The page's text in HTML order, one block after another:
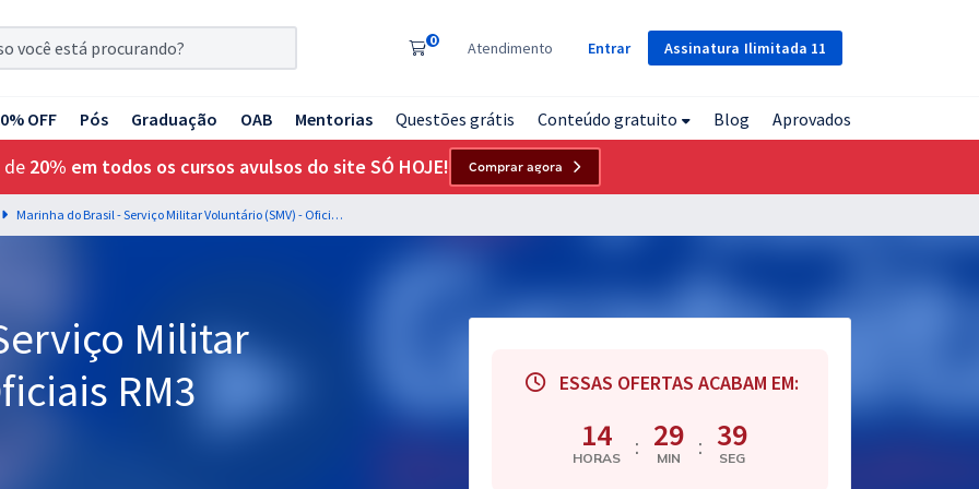
Assinatura Ilimitada 11
0 Atendimento Entrar
OFF Pós Graduação OAB Mentorias Questões grátis Conteúdo gratuito Blog Aprovados
de 20% em todos os cursos avulsos do site SÓ HOJE! Comprar agora
Marinha do Brasil - Serviço Militar Voluntário (SMV) - Oficiais RM3
Militar
RM3
ESSAS OFERTAS ACABAM EM:
14
HORAS : 29
MIN : 38
SEG